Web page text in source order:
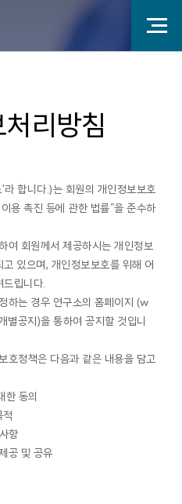
리방침
합니다.)는 회원의 개인정보보호
용 촉진 등에 관한 법률”을 준수하
여 회원께서 제공하시는 개인정보
있으며, 개인정보보호를 위해 어
드립니다.
하는 경우 연구소의 홈페이지 (w
공지)을 통하여 공지할 것입니
호정책은 다음과 같은 내용을 담고
한 동의
적
항
공 및 공유